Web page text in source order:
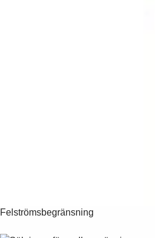
Felströmsbegränsning